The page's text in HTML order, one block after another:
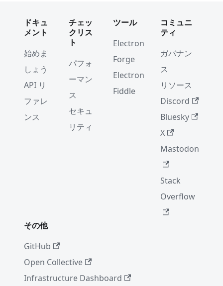
ドキュ
メント
始めま
しょう
API リ
ファレ
ンス
チェッ
クリス
ト
パフォ
ーマン
ス
セキュ
リティ
ツール
Electron
Forge
Electron
Fiddle
コミュニ
ティ
ガバナン
ス
リソース
Discord
Bluesky
X
Mastodon
Stack
Overflow
その他
GitHub
Open Collective
Infrastructure Dashboard